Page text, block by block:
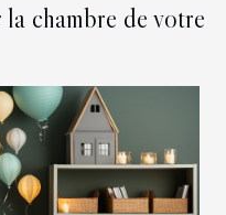
chambre de votre